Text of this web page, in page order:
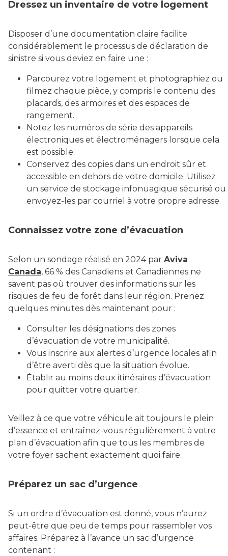
Dressez un inventaire de votre logement
Disposer d’une documentation claire facilite
considérablement le processus de déclaration de
sinistre si vous deviez en faire une :
Parcourez votre logement et photographiez ou
filmez chaque pièce, y compris le contenu des
placards, des armoires et des espaces de
rangement.
Notez les numéros de série des appareils
électroniques et électroménagers lorsque cela
est possible.
Conservez des copies dans un endroit sûr et
accessible en dehors de votre domicile. Utilisez
un service de stockage infonuagique sécurisé ou
envoyez-les par courriel à votre propre adresse.
Connaissez votre zone d’évacuation
Selon un sondage réalisé en 2024 par Aviva
Canada, 66 % des Canadiens et Canadiennes ne
savent pas où trouver des informations sur les
risques de feu de forêt dans leur région. Prenez
quelques minutes dès maintenant pour :
Consulter les désignations des zones
d’évacuation de votre municipalité.
Vous inscrire aux alertes d’urgence locales afin
d’être averti dès que la situation évolue.
Établir au moins deux itinéraires d’évacuation
pour quitter votre quartier.
Veillez à ce que votre véhicule ait toujours le plein
d’essence et entraînez-vous régulièrement à votre
plan d’évacuation afin que tous les membres de
votre foyer sachent exactement quoi faire.
Préparez un sac d’urgence
Si un ordre d’évacuation est donné, vous n’aurez
peut-être que peu de temps pour rassembler vos
affaires. Préparez à l’avance un sac d’urgence
contenant :